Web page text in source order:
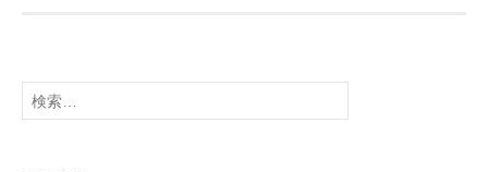
ー
シ
検
索: